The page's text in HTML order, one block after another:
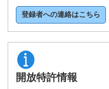
登録者への連絡はこちら
開放特許情報